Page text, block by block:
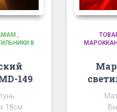
В
149
18см.